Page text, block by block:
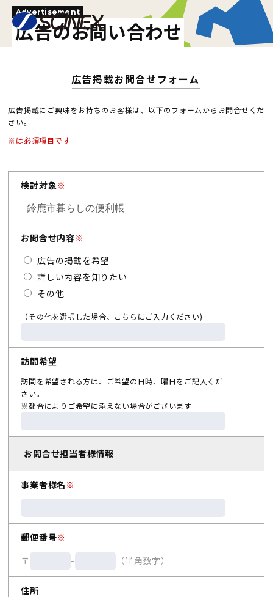
Advertisement
広告のお問い合わせ
広告掲載お問合せフォーム
広告掲載にご興味をお持ちのお客様は、以下のフォームからお問合せくだ
さい。
※は必須項目です
検討対象※
お問合せ内容※
広告の掲載を希望
詳しい内容を知りたい
その他
（その他を選択した場合、こちらにご入力ください)
訪問希望
訪問を希望される方は、ご希望の日時、曜日をご記入くだ
さい。
※都合によりご希望に添えない場合がございます
お問合せ担当者様情報
事業者様名 ※
郵便番号※
〒
- （半角数字）
住所